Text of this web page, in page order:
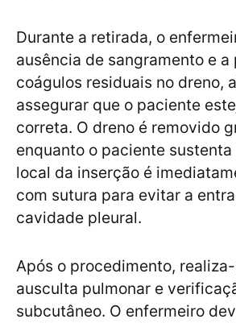
Durante a retirada, o
ausência de sangramento e a
coágulos residuais no dreno,
assegurar que o paciente
correta. O dreno é removido
enquanto o paciente sustenta
local da inserção é
com sutura para evitar a
cavidade pleural.
Após o procedimento,
ausculta pulmonar e
subcutâneo. O enfermeiro